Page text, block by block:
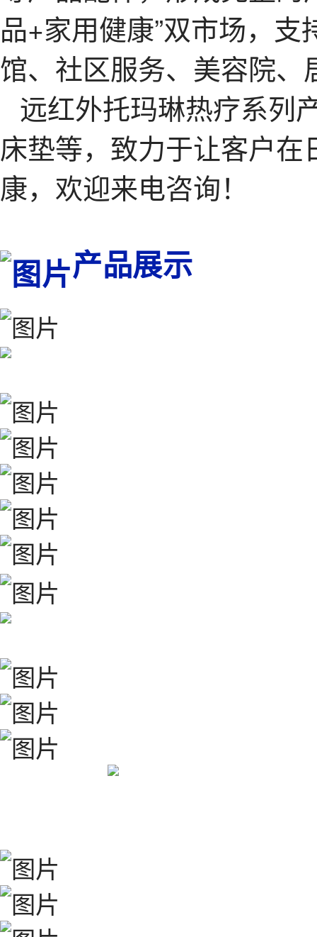
品+家用健康”双市场，
馆、社区服务、美容院
远红外托玛琳热疗系列
床垫等，致力于让客户
康，欢迎来电咨询！
产品展示